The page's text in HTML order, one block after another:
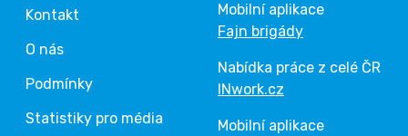
Kontakt
O nás
Podmínky
Statistiky pro média
Mobilní aplikace
Fajn brigády
Nabídka práce z celé ČR
INwork.cz
Mobilní aplikace